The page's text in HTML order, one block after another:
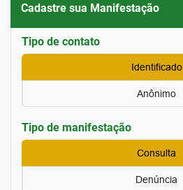
Cadastre sua Manifestação
Tipo de contato
Identificado
Anônimo
Tipo de manifestação
Consulta
Denúncia